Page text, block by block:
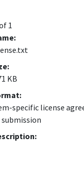
1
KB
specific license